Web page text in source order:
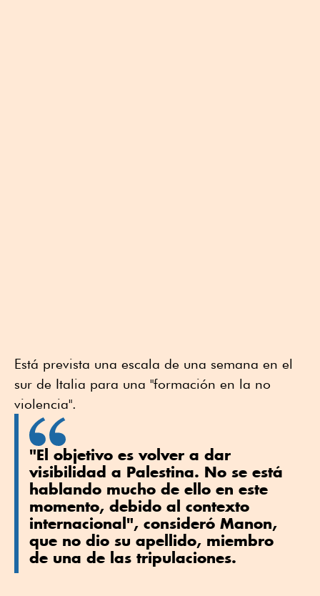
Está prevista una escala de una semana en el
sur de Italia para una "formación en la no
violencia".
"El objetivo es volver a dar
visibilidad a Palestina. No se está
hablando mucho de ello en este
momento, debido al contexto
internacional", consideró Manon,
que no dio su apellido, miembro
de una de las tripulaciones.